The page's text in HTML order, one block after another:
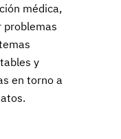
médica,
problemas
y
en torno a